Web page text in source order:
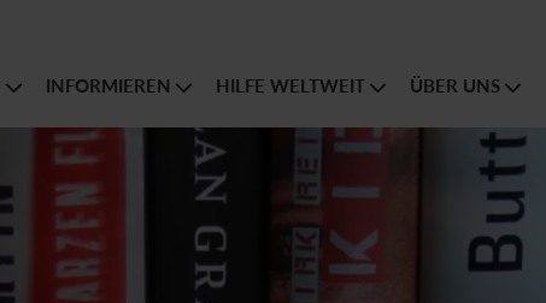
INFORMIEREN HILFE WELTWEIT ÜBER UNS